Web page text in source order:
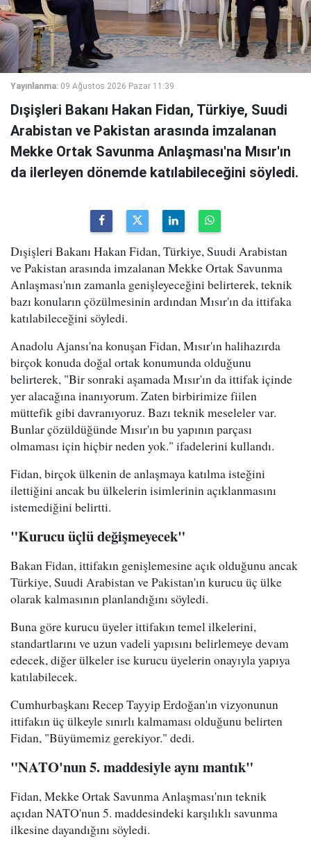
Yayınlanma: 09 Ağustos 2026 Pazar 11:39
Dışişleri Bakanı Hakan Fidan, Türkiye, Suudi
Arabistan ve Pakistan arasında imzalanan
Mekke Ortak Savunma Anlaşması'na Mısır'ın
da ilerleyen dönemde katılabileceğini söyledi.
Dışişleri Bakanı Hakan Fidan, Türkiye, Suudi Arabistan
ve Pakistan arasında imzalanan Mekke Ortak Savunma
Anlaşması'nın zamanla genişleyeceğini belirterek, teknik
bazı konuların çözülmesinin ardından Mısır'ın da ittifaka
katılabileceğini söyledi.
Anadolu Ajansı'na konuşan Fidan, Mısır'ın halihazırda
birçok konuda doğal ortak konumunda olduğunu
belirterek, "Bir sonraki aşamada Mısır'ın da ittifak içinde
yer alacağına inanıyorum. Zaten birbirimize fiilen
müttefik gibi davranıyoruz. Bazı teknik meseleler var.
Bunlar çözüldüğünde Mısır'ın bu yapının parçası
olmaması için hiçbir neden yok." ifadelerini kullandı.
Fidan, birçok ülkenin de anlaşmaya katılma isteğini
ilettiğini ancak bu ülkelerin isimlerinin açıklanmasını
istemediğini belirtti.
"Kurucu üçlü değişmeyecek"
Bakan Fidan, ittifakın genişlemesine açık olduğunu ancak
Türkiye, Suudi Arabistan ve Pakistan'ın kurucu üç ülke
olarak kalmasının planlandığını söyledi.
Buna göre kurucu üyeler ittifakın temel ilkelerini,
standartlarını ve uzun vadeli yapısını belirlemeye devam
edecek, diğer ülkeler ise kurucu üyelerin onayıyla yapıya
katılabilecek.
Cumhurbaşkanı Recep Tayyip Erdoğan'ın vizyonunun
ittifakın üç ülkeyle sınırlı kalmaması olduğunu belirten
Fidan, "Büyümemiz gerekiyor." dedi.
"NATO'nun 5. maddesiyle aynı mantık"
Fidan, Mekke Ortak Savunma Anlaşması'nın teknik
açıdan NATO'nun 5. maddesindeki karşılıklı savunma
ilkesine dayandığını söyledi.